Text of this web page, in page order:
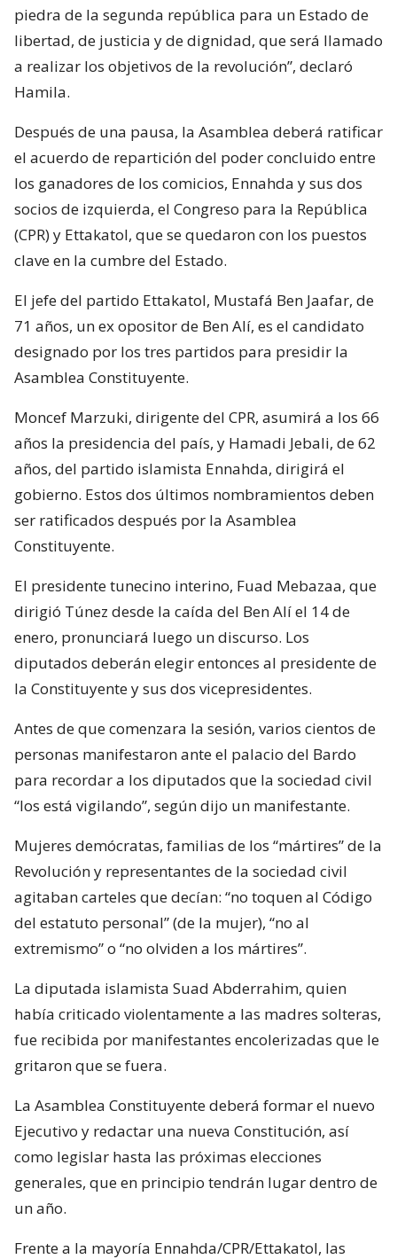
piedra de la segunda república para un Estado de
libertad, de justicia y de dignidad, que será llamado
a realizar los objetivos de la revolución”, declaró
Hamila.
Después de una pausa, la Asamblea deberá ratificar
el acuerdo de repartición del poder concluido entre
los ganadores de los comicios, Ennahda y sus dos
socios de izquierda, el Congreso para la República
(CPR) y Ettakatol, que se quedaron con los puestos
clave en la cumbre del Estado.
El jefe del partido Ettakatol, Mustafá Ben Jaafar, de
71 años, un ex opositor de Ben Alí, es el candidato
designado por los tres partidos para presidir la
Asamblea Constituyente.
Moncef Marzuki, dirigente del CPR, asumirá a los 66
años la presidencia del país, y Hamadi Jebali, de 62
años, del partido islamista Ennahda, dirigirá el
gobierno. Estos dos últimos nombramientos deben
ser ratificados después por la Asamblea
Constituyente.
El presidente tunecino interino, Fuad Mebazaa, que
dirigió Túnez desde la caída del Ben Alí el 14 de
enero, pronunciará luego un discurso. Los
diputados deberán elegir entonces al presidente de
la Constituyente y sus dos vicepresidentes.
Antes de que comenzara la sesión, varios cientos de
personas manifestaron ante el palacio del Bardo
para recordar a los diputados que la sociedad civil
“los está vigilando”, según dijo un manifestante.
Mujeres demócratas, familias de los “mártires” de la
Revolución y representantes de la sociedad civil
agitaban carteles que decían: “no toquen al Código
del estatuto personal” (de la mujer), “no al
extremismo” o “no olviden a los mártires”.
La diputada islamista Suad Abderrahim, quien
había criticado violentamente a las madres solteras,
fue recibida por manifestantes encolerizadas que le
gritaron que se fuera.
La Asamblea Constituyente deberá formar el nuevo
Ejecutivo y redactar una nueva Constitución, así
como legislar hasta las próximas elecciones
generales, que en principio tendrán lugar dentro de
un año.
Frente a la mayoría Ennahda/CPR/Ettakatol, las